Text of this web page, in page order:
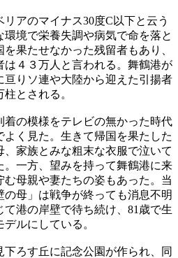
アのマイナス30度C以下と云う
境で栄養失調や病気で命を落と
果たせなかった残留者もあり、
４３万人と言われる。舞鶴港が
亘りソ連や大陸から迎えた引揚者
とされる。
の模様をテレビの無かった時代
く見た。生きて帰国を果たした
家族とみな粗末な衣服で泣いて
一方、望みを持って舞鶴港に来
母親や妻たちの姿もあった。当
母」は戦争が終っても消息不明
港の岸壁で待ち続け、81歳で生
ルにしている。
ろす丘に記念公園が作られ、同